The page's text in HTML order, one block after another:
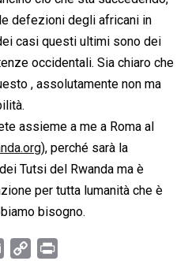
defezioni degli africani in
casi questi ultimi sono dei
occidentali. Sia chiaro che
, assolutamente non ma
assieme a me a Roma al
), perché sarà la
Tutsi del Rwanda ma è
per tutta lumanità che è
bisogno.